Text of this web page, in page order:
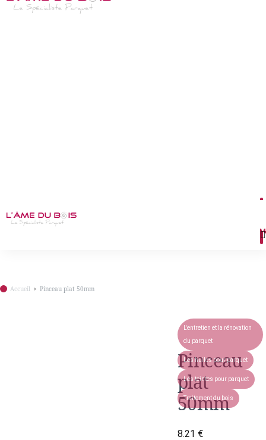
Accueil Pinceau plat 50mm
Pinceau
plat
50mm
8.21 €
L'entretien et la rénovation
du parquet
Les huiles pour parquet
Les teintes pour parquet
Traitement du bois